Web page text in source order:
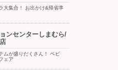
大集合！ お出かけ&帰省準
ンセンターしまむら/
ムが盛りだくさん！ ベビ
ェア